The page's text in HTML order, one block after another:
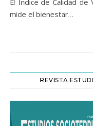
El Índice de Calidad de
mide el bienestar…
REVISTA